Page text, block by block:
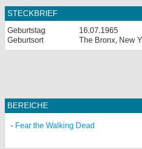
STECKBRIEF
Geburtstag
16.07.1965
Geburtsort
The Bronx, New
BEREICHE
Fear the Walking Dead
Desktop-